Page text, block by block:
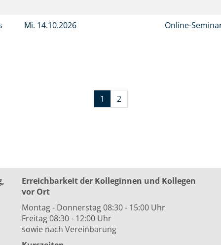
Mi. 14.10.2026 Online-
1 2
Erreichbarkeit der Kolleginnen und Kollegen
vor Ort
Montag - Donnerstag 08:30 - 15:00 Uhr
Freitag 08:30 - 12:00 Uhr
sowie nach Vereinbarung